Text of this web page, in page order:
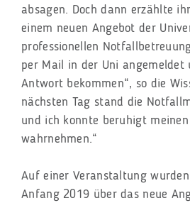
absagen. Doch dann erzählte
einem neuen Angebot der
professionellen
per Mail in der Uni angemeldet
Antwort bekommen“, so die
nächsten Tag stand die
und ich konnte beruhigt
wahrnehmen.“
Auf einer Veranstaltung
Anfang 2019 über das neue